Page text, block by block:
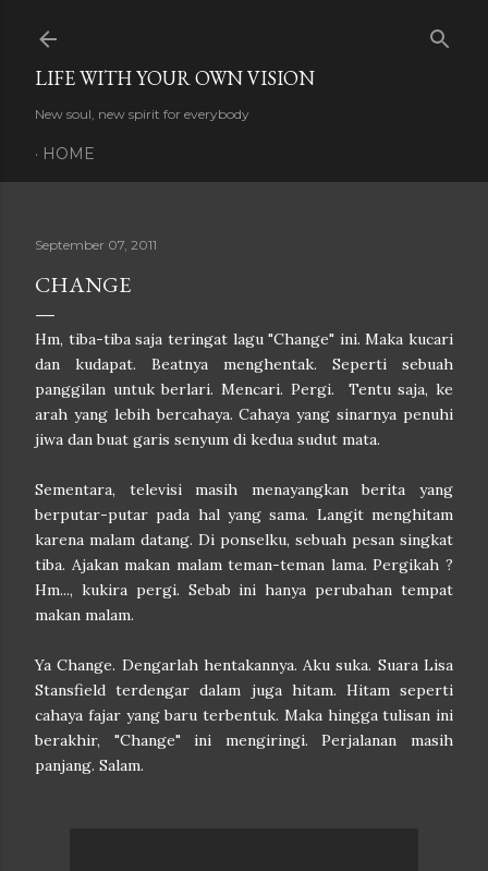
LIFE WITH YOUR OWN VISION
New soul, new spirit for everybody
HOME
September 07, 2011
CHANGE
Hm, tiba-tiba saja teringat lagu "Change" ini. Maka kucari
dan kudapat. Beatnya menghentak. Seperti sebuah
panggilan untuk berlari. Mencari. Pergi. Tentu saja, ke
arah yang lebih bercahaya. Cahaya yang sinarnya penuhi
jiwa dan buat garis senyum di kedua sudut mata.
Sementara, televisi masih menayangkan berita yang
berputar-putar pada hal yang sama. Langit menghitam
karena malam datang. Di ponselku, sebuah pesan singkat
tiba. Ajakan makan malam teman-teman lama. Pergikah ?
Hm..., kukira pergi. Sebab ini hanya perubahan tempat
makan malam.
Ya Change. Dengarlah hentakannya. Aku suka. Suara Lisa
Stansfield terdengar dalam juga hitam. Hitam seperti
cahaya fajar yang baru terbentuk. Maka hingga tulisan ini
berakhir, "Change" ini mengiringi.
Perjalanan masih
panjang. Salam.